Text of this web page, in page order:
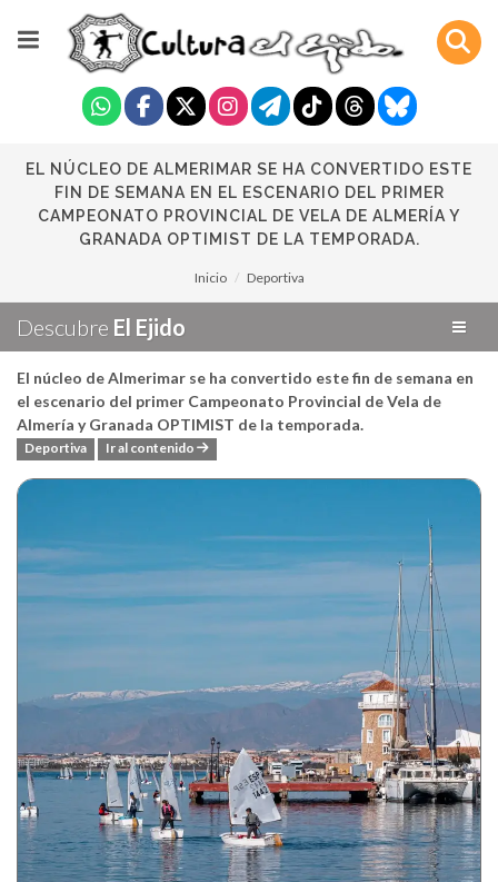
EL NÚCLEO DE ALMERIMAR SE HA CONVERTIDO ESTE
FIN DE SEMANA EN EL ESCENARIO DEL PRIMER
CAMPEONATO PROVINCIAL DE VELA DE ALMERÍA Y
GRANADA OPTIMIST DE LA TEMPORADA.
Inicio Deportiva
Descubre El Ejido
El núcleo de Almerimar se ha convertido este fin de semana en
el escenario del primer Campeonato Provincial de Vela de
Almería y Granada OPTIMIST de la temporada.
Deportiva Ir al contenido